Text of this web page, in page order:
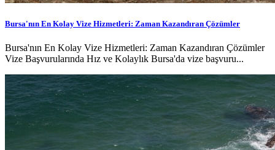
Bursa'nın En Kolay Vize Hizmetleri: Zaman Kazandıran Çözümler
Bursa'nın En Kolay Vize Hizmetleri: Zaman Kazandıran Çözümler
Vize Başvurularında Hız ve Kolaylık Bursa'da vize başvuru...